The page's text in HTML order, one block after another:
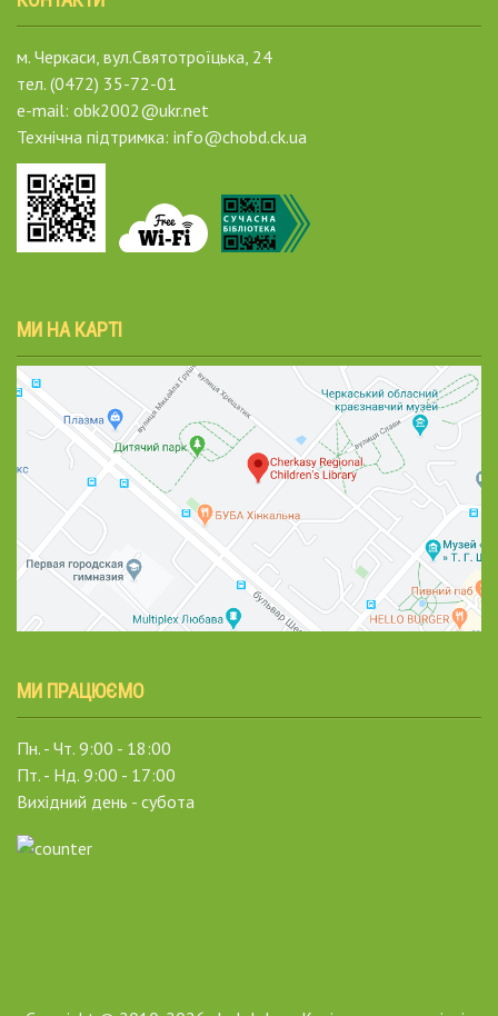
м. Черкаси, вул.Святотроїцька, 24
тел. (0472) 35-72-01
e-mail: obk2002@ukr.net
Технічна підтримка: info@chobd.ck.ua
МИ НА КАРТІ
МИ ПРАЦЮЄМО
Пн. - Чт. 9:00 - 18:00
Пт. - Нд. 9:00 - 17:00
Вихідний день - субота